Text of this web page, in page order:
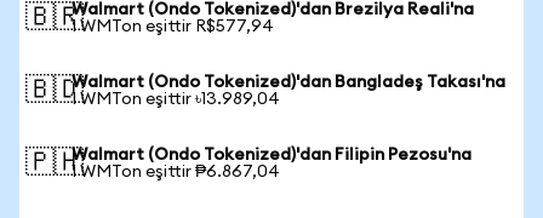
🇧🇷Walmart (Ondo Tokenized)'dan Brezilya Reali'na
1 WMTon eşittir R$577,94
🇧🇩Walmart (Ondo Tokenized)'dan Bangladeş Takası'na
1 WMTon eşittir ৳13.989,04
🇵🇭Walmart (Ondo Tokenized)'dan Filipin Pezosu'na
1 WMTon eşittir ₱6.867,04